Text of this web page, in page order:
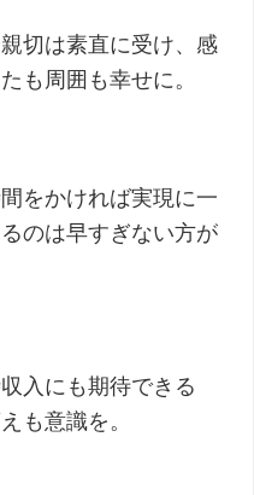
切は素直に受け、感
も周囲も幸せに。
をかければ実現に一
のは早すぎない方が
入にも期待できる
も意識を。